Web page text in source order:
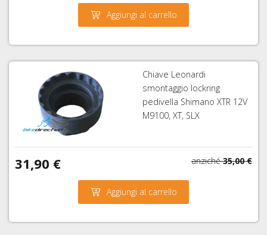
Aggiungi al carrello
Chiave Leonardi
smontaggio lockring
pedivella Shimano XTR 12V
M9100, XT, SLX
31,90 € anziché 35,00 €
Aggiungi al carrello